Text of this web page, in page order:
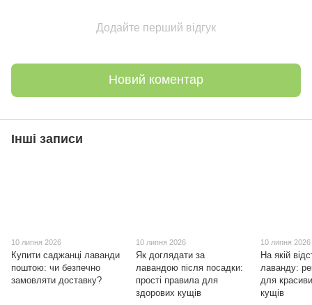
Додайте перший відгук
Новий коментар
Інші записи
10 липня 2026
Купити саджанці лаванди
поштою: чи безпечно
замовляти доставку?
10 липня 2026
Як доглядати за
лавандою після посадки:
прості правила для
здорових кущів
10 липня 2026
На якій
лаванду:
для
кущів